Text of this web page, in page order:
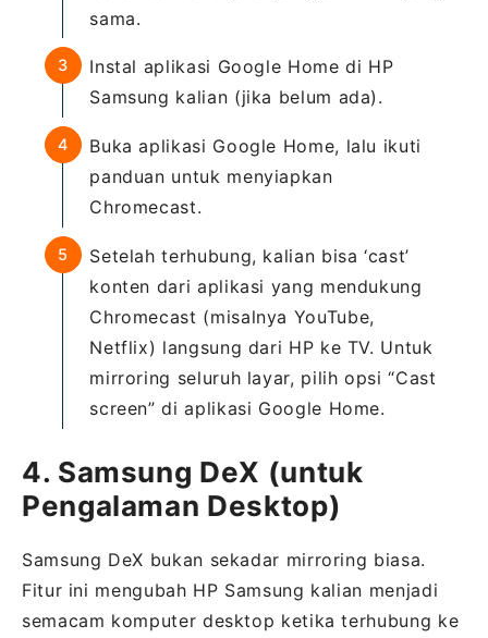
sama.
Instal aplikasi Google Home di HP
Samsung kalian (jika belum ada).
Buka aplikasi Google Home, lalu ikuti
panduan untuk menyiapkan
Chromecast.
Setelah terhubung, kalian bisa ‘cast’
konten dari aplikasi yang mendukung
Chromecast (misalnya YouTube,
Netflix) langsung dari HP ke TV. Untuk
mirroring seluruh layar, pilih opsi “Cast
screen” di aplikasi Google Home.
4. Samsung DeX (untuk
Pengalaman Desktop)
Samsung DeX bukan sekadar mirroring biasa.
Fitur ini mengubah HP Samsung kalian menjadi
semacam komputer desktop ketika terhubung ke